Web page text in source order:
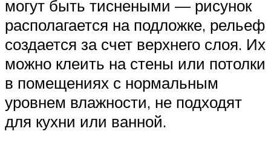
могут быть тиснеными — рисунок
располагается на подложке, рельеф
создается за счет верхнего слоя. Их
можно клеить на стены или потолки
в помещениях с нормальным
уровнем влажности, не подходят
для кухни или ванной.